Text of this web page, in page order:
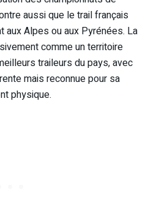
aussi que le trail français
aux Alpes ou aux Pyrénées. La
comme un territoire
traileurs du pays, avec
mais reconnue pour sa
physique.